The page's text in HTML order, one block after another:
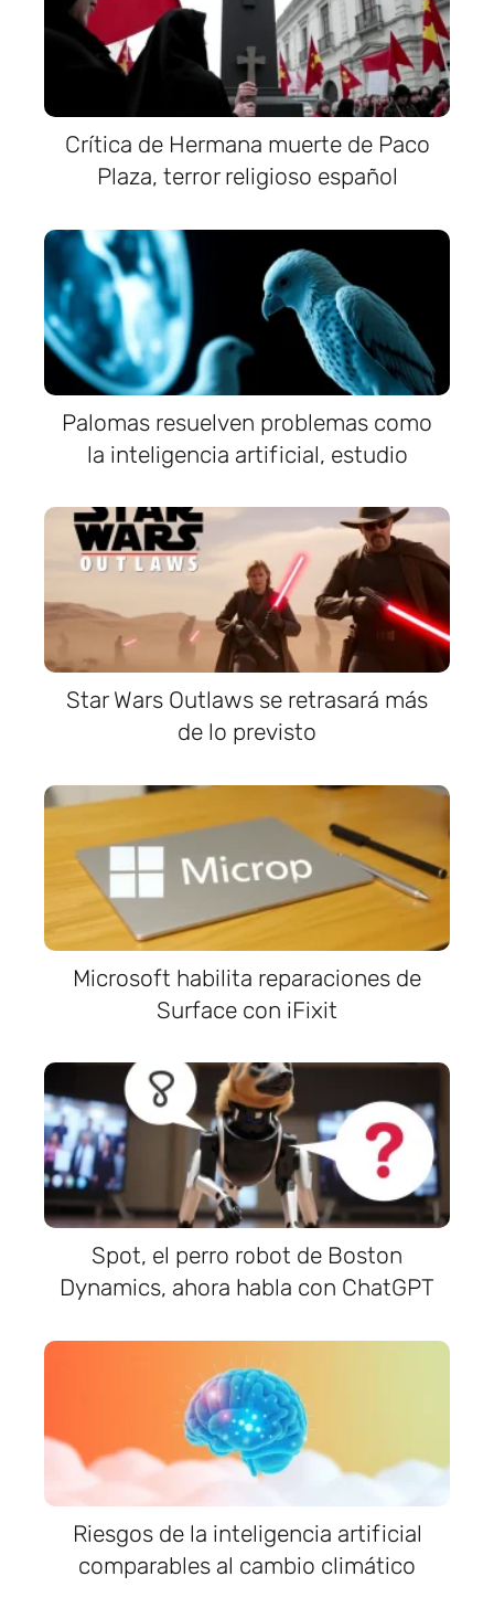
Crítica de Hermana muerte de Paco
Plaza, terror religioso español
Palomas resuelven problemas como
la inteligencia artificial, estudio
Star Wars Outlaws se retrasará más
de lo previsto
Microsoft habilita reparaciones de
Surface con iFixit
Spot, el perro robot de Boston
Dynamics, ahora habla con ChatGPT
Riesgos de la inteligencia artificial
comparables al cambio climático